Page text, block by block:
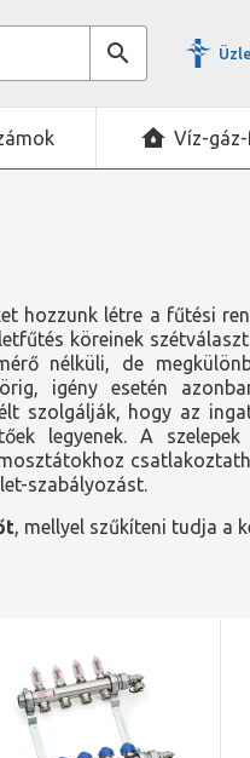
Víz-
létre a fűtési
köreinek
nélküli, de
igény esetén
szolgálják, hogy az
legyenek. A szelepek
szabályozást.
, mellyel szűkíteni tudja a